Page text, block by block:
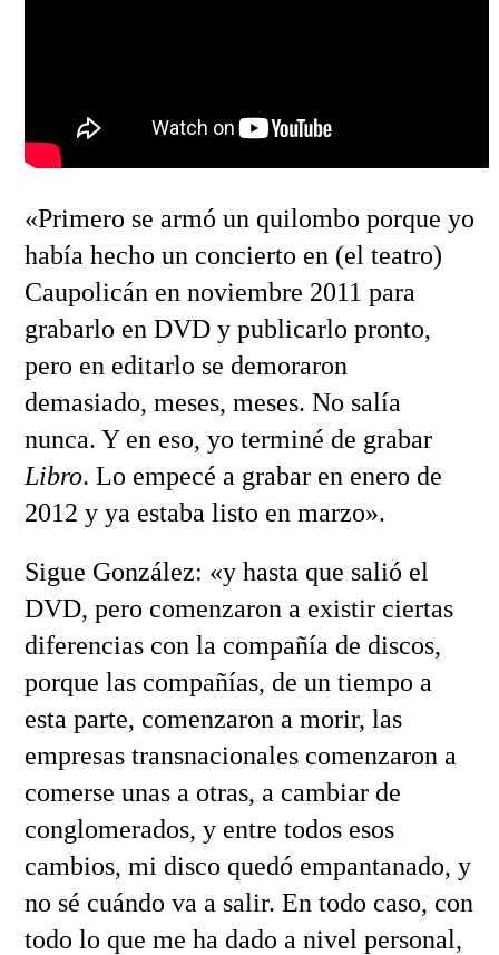
«Primero se armó un quilombo porque yo
había hecho un concierto en (el teatro)
Caupolicán en noviembre 2011 para
grabarlo en DVD y publicarlo pronto,
pero en editarlo se demoraron
demasiado, meses, meses. No salía
nunca. Y en eso, yo terminé de grabar
Libro. Lo empecé a grabar en enero de
2012 y ya estaba listo en marzo».
Sigue González: «y hasta que salió el
DVD, pero comenzaron a existir ciertas
diferencias con la compañía de discos,
porque las compañías, de un tiempo a
esta parte, comenzaron a morir, las
empresas transnacionales comenzaron a
comerse unas a otras, a cambiar de
conglomerados, y entre todos esos
cambios, mi disco quedó empantanado, y
no sé cuándo va a salir. En todo caso, con
todo lo que me ha dado a nivel personal,